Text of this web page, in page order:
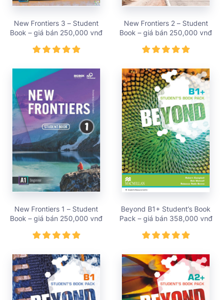
New Frontiers 3 – Student
Book – giá bán 250,000 vnđ
New Frontiers 2 – Student
Book – giá bán 250,000 vnđ
New Frontiers 1 – Student
Book – giá bán 250,000 vnđ
Beyond B1+ Student’s Book
Pack – giá bán 358,000 vnđ